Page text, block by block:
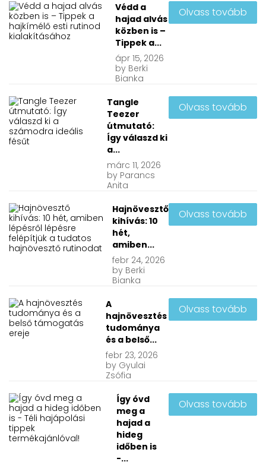
Védd a
hajad alvás
közben is –
Tippek a...
ápr15, 2026
by Berki
Bianka
Olvass tovább
Tangle
Teezer
útmutató:
Így válaszd ki
a...
márc11, 2026
by Parancs
Anita
Olvass tovább
Hajnövesztő
kihívás: 10
hét,
amiben...
febr 24, 2026
by Berki
Bianka
Olvass tovább
A
hajnövesztés
tudománya
és a belső...
febr 23, 2026
by Gyulai
Zsófia
Olvass tovább
Így óvd
meg a
hajad a
hideg
időben is
-...
Olvass tovább